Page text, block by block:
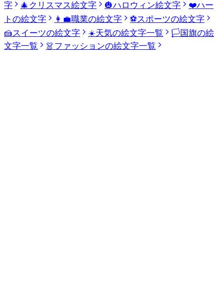
字
🎄 クリスマス絵文字 🎃ハロウィン絵文字 ❤️ハー
トの絵文字
👩‍💼職業の絵文字 ⚽スポーツの絵文字
🍰スイーツの絵文字 ☀️天気の絵文字一覧 🏳️国旗の絵
文字一覧
👗ファッションの絵文字一覧